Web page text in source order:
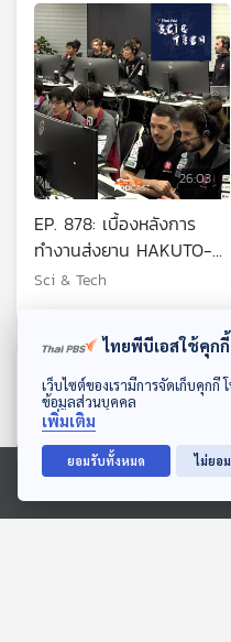
ดาวน์โหลด Thai PBS Podcast Application
Ⓒ 2020 องค์การกระจายเสียงและแพร่ภาพสาธา
26:03
EP. 878: เบื้องหลังการ
ทำงานส่งยาน HAKUTO-R
ลงจอดดวงจันทร์ผ่าน
Sci & Tech
ตอนที่เกี่ยวข้อง
ไทยพีบีเอสใช้คุกกี้
เว็บไซต์ของเรามีการจัดเก็บคุก
ข้อมูลส่วนบุคคล
เพิ่มเติม
ยอมรับทั้งหมด ไม่ยอ